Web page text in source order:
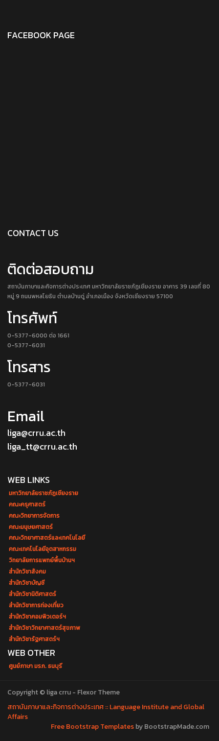
FACEBOOK PAGE
CONTACT US
ติดต่อสอบถาม
สถาบันภาษาและกิจการต่างประเทศ มหาวิทยาลัยราชภัฏเชียงราย อาคาร 39 เลขที่ 80
หมู่ 9 ถนนพหลโยธิน ตำบลบ้านดู่ อำเภอเมือง จังหวัดเชียงราย 57100
โทรศัพท์
0-5377-6000 ต่อ 1661
0-5377-6031
โทรสาร
0-5377-6031
Email
liga@crru.ac.th
liga_tt@crru.ac.th
WEB LINKS
มหาวิทยาลัยราชภัฏเชียงราย
คณะครุศาสตร์
คณะวิทยาการจัดการ
คณะมนุษยศาสตร์
คณะวิทยาศาสตร์และเทคโนโลยี
คณะเทคโนโลยีอุตสาหกรรม
วิทยาลัยการแพทย์พื้นบ้านฯ
สำนักวิชาสังคม
สำนักวิชาบัญชี
สำนักวิชานิติศาสตร์
สำนักวิชาการท่องเที่ยว
สำนักวิชาคอมพิวเตอร์ฯ
สำนักวิชาวิทยาศาสตร์สุขภาพ
สำนักวิชารัฐศาสตร์ฯ
WEB OTHER
ศูนย์ภาษา มรภ. ธนบุรี
Copyright © liga crru - Flexor Theme
สถาบันภาษาและกิจการต่างประเทศ :: Language Institute and Global
Affairs
Free Bootstrap Templatesby BootstrapMade.com